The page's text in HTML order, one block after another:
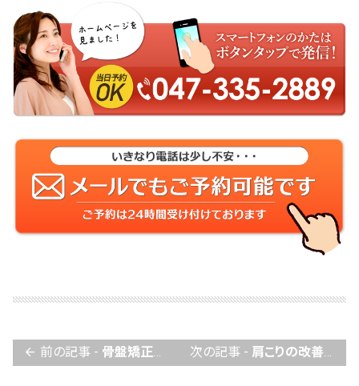
arrow_back 前の記事 - 骨盤矯正について 次の記事 - 肩こりの改善について